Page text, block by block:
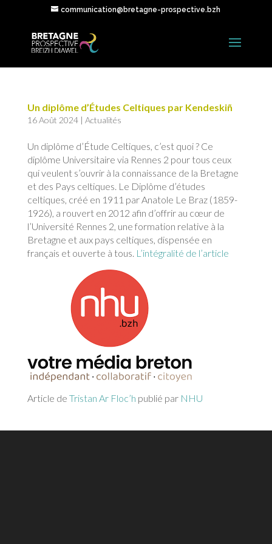
communication@bretagne-prospective.bzh
Un diplôme d’Études Celtiques par Kendeskiñ
16 Août 2024| Actualités
Un diplôme d’Étude Celtiques, c’est quoi ? Ce
diplôme Universitaire via Rennes 2 pour tous ceux
qui veulent s’ouvrir à la connaissance de la Bretagne
et des Pays celtiques. Le Diplôme d’études
celtiques, créé en 1911 par Anatole Le Braz (1859-
1926), a rouvert en 2012 afin d’offrir au cœur de
l’Université Rennes 2, une formation relative à la
Bretagne et aux pays celtiques, dispensée en
français et ouverte à tous. L’intégralité de l’article
Article de Tristan Ar Floc’h publié par NHU